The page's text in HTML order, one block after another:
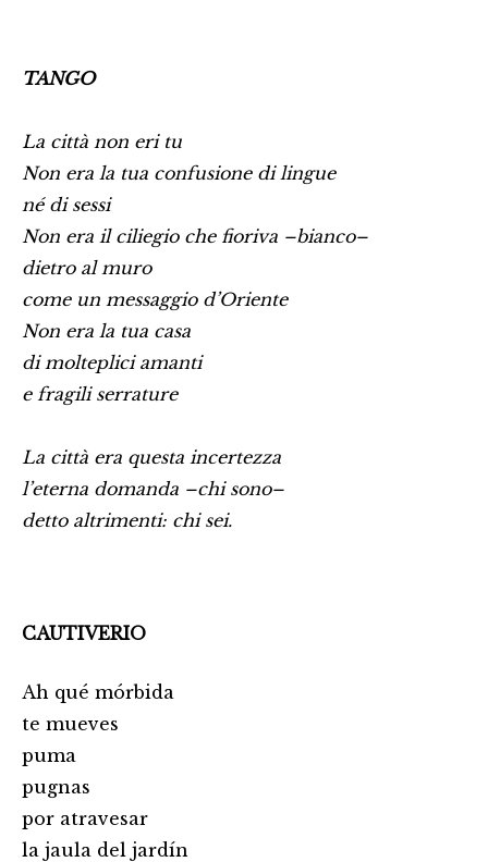
TANGO
La città non eri tu
Non era la tua confusione di lingue
né di sessi
Non era il ciliegio che fioriva –bianco–
dietro al muro
come un messaggio d’Oriente
Non era la tua casa
di molteplici amanti
e fragili serrature
La città era questa incertezza
l’eterna domanda –chi sono–
detto altrimenti: chi sei.
CAUTIVERIO
Ah qué mórbida
te mueves
puma
pugnas
por atravesar
la jaula del jardín